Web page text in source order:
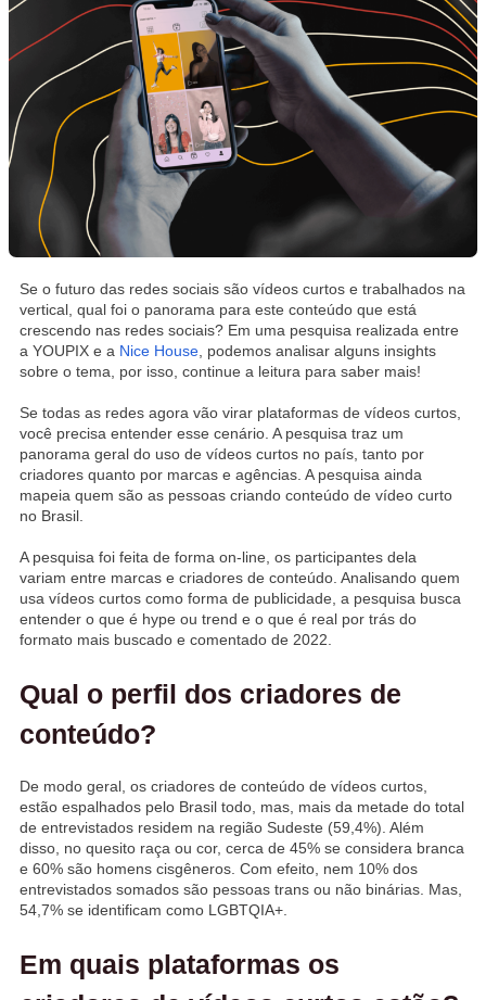
Se o futuro das redes sociais são vídeos curtos e trabalhados na
vertical, qual foi o panorama para este conteúdo que está
crescendo nas redes sociais? Em uma pesquisa realizada entre
a YOUPIX e a Nice House, podemos analisar alguns insights
sobre o tema, por isso, continue a leitura para saber mais!
Se todas as redes agora vão virar plataformas de vídeos curtos,
você precisa entender esse cenário. A pesquisa traz um
panorama geral do uso de vídeos curtos no país, tanto por
criadores quanto por marcas e agências. A pesquisa ainda
mapeia quem são as pessoas criando conteúdo de vídeo curto
no Brasil.
A pesquisa foi feita de forma on-line, os participantes dela
variam entre marcas e criadores de conteúdo. Analisando quem
usa vídeos curtos como forma de publicidade, a pesquisa busca
entender o que é hype ou trend e o que é real por trás do
formato mais buscado e comentado de 2022.
Qual o perfil dos criadores de
conteúdo?
De modo geral, os criadores de conteúdo de vídeos curtos,
estão espalhados pelo Brasil todo, mas, mais da metade do total
de entrevistados residem na região Sudeste (59,4%). Além
disso, no quesito raça ou cor, cerca de 45% se considera branca
e 60% são homens cisgêneros. Com efeito, nem 10% dos
entrevistados somados são pessoas trans ou não binárias. Mas,
54,7% se identificam como LGBTQIA+.
Em quais plataformas os